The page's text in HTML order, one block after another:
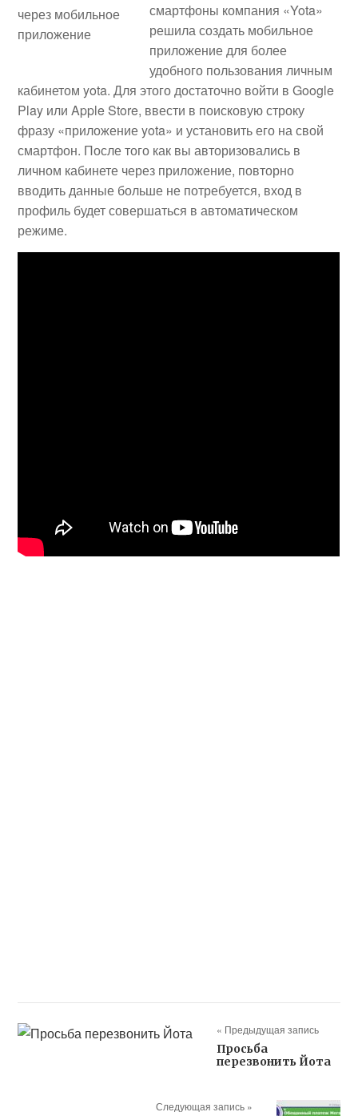
смартфоны компания «Yota»
решила создать мобильное
приложение для более
удобного пользования личным
кабинетом yota. Для этого достаточно войти в Google
Play или Apple Store, ввести в поисковую строку
фразу «приложение yota» и установить его на свой
смартфон. После того как вы авторизовались в
личном кабинете через приложение, повторно
вводить данные больше не потребуется, вход в
профиль будет совершаться в автоматическом
режиме.
« Предыдущая запись
Просьба
перезвонить Йота
Следующая запись »